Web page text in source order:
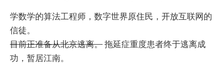
学数学的算法工程师，数字世界原住民，开放互联网的
信徒。
目前正准备从北京逃离。拖延症重度患者终于逃离成
功，暂居江南。